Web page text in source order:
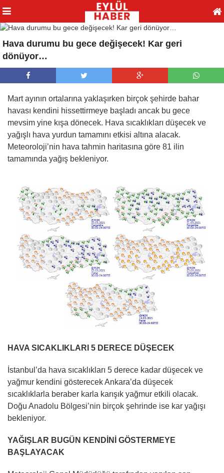
Hava durumu bu gece değişecek! Kar geri
dönüyor…
Mart ayının ortalarına yaklaşırken birçok şehirde bahar
havası kendini hissettirmeye başladı ancak bu gece
mevsim yine kışa dönecek. Hava sıcaklıkları düşecek ve
yağışlı hava yurdun tamamını etkisi altına alacak.
Meteoroloji’nin hava tahmin haritasına göre 81 ilin
tamamında yağış bekleniyor.
HAVA SICAKLIKLARI 5 DERECE DÜŞECEK
İstanbul’da hava sıcaklıkları 5 derece kadar düşecek ve
yağmur kendini gösterecek Ankara’da düşecek
sıcaklıklarla beraber karla karışık yağmur etkili olacak.
Doğu Anadolu Bölgesi’nin birçok şehrinde ise kar yağışı
bekleniyor.
YAĞIŞLAR BUGÜN KENDİNİ GÖSTERMEYE
BAŞLAYACAK